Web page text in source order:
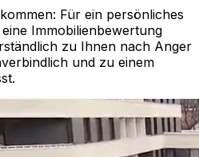
Für ein persönliches
Immobilienbewertung
zu Ihnen nach Anger
und zu einem